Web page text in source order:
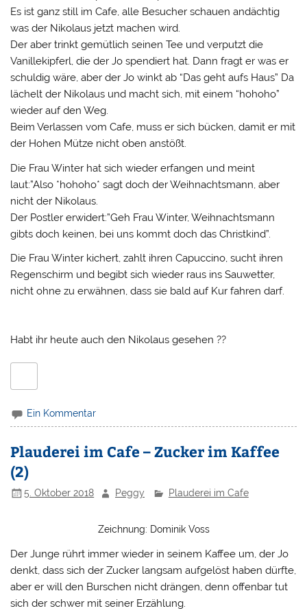
Es ist ganz still im Cafe, alle Besucher schauen andächtig
was der Nikolaus jetzt machen wird.
Der aber trinkt gemütlich seinen Tee und verputzt die
Vanillekipferl, die der Jo spendiert hat. Dann fragt er was er
schuldig wäre, aber der Jo winkt ab “Das geht aufs Haus” Da
lächelt der Nikolaus und macht sich, mit einem “hohoho”
wieder auf den Weg.
Beim Verlassen vom Cafe, muss er sich bücken, damit er mit
der Hohen Mütze nicht oben anstößt.
Die Frau Winter hat sich wieder erfangen und meint
laut:”Also *hohoho* sagt doch der Weihnachtsmann, aber
nicht der Nikolaus.
Der Postler erwidert:”Geh Frau Winter, Weihnachtsmann
gibts doch keinen, bei uns kommt doch das Christkind”.
Die Frau Winter kichert, zahlt ihren Capuccino, sucht ihren
Regenschirm und begibt sich wieder raus ins Sauwetter,
nicht ohne zu erwähnen, dass sie bald auf Kur fahren darf.
Habt ihr heute auch den Nikolaus gesehen ??
Ein Kommentar
Plauderei im Cafe – Zucker im Kaffee
(2)
5. Oktober 2018 Peggy Plauderei im Cafe
Zeichnung: Dominik Voss
Der Junge rührt immer wieder in seinem Kaffee um, der Jo
denkt, dass sich der Zucker langsam aufgelöst haben dürfte,
aber er will den Burschen nicht drängen, denn offenbar tut
sich der schwer mit seiner Erzählung.